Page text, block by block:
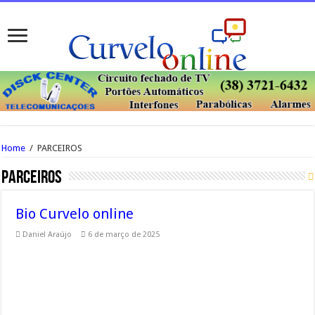
Home / PARCEIROS
PARCEIROS
Bio Curvelo online
Daniel Araújo 6 de março de 2025